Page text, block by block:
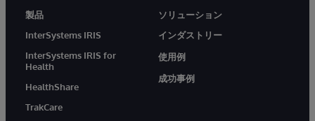
製品
InterSystems IRIS
InterSystems IRIS for
Health
HealthShare
TrakCare
ソリューション
インダストリー
使用例
成功事例